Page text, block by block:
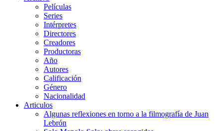
Películas
Series
Intérpretes
Directores
Creadores
Productoras
Año
Autores
Calificación
Género
Nacionalidad
Articulos
Algunas reflexiones en torno a la filmografía de Juan
Lebrón